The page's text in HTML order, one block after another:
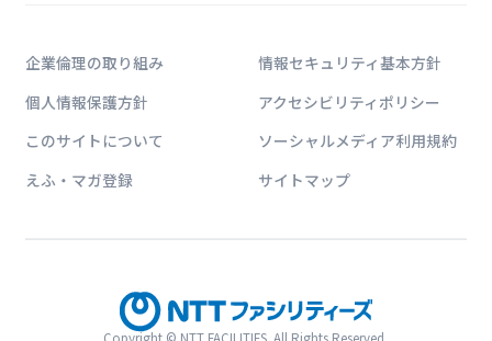
企業倫理の取り組み
情報セキュリティ基本方針
個人情報保護方針
アクセシビリティポリシー
このサイトについて
ソーシャルメディア利用規約
えふ・マガ登録
サイトマップ